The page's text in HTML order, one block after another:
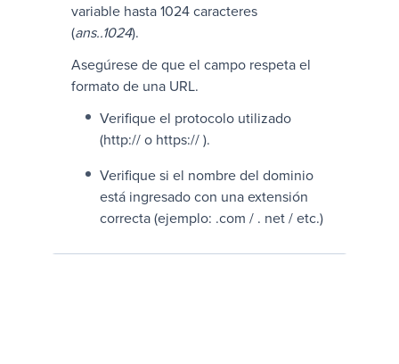
variable hasta 1024 caracteres
(ans..1024).
Asegúrese de que el campo respeta el
formato de una URL.
Verifique el protocolo utilizado
(http:// o https:// ).
Verifique si el nombre del dominio
está ingresado con una extensión
correcta (ejemplo: .com / . net / etc.)